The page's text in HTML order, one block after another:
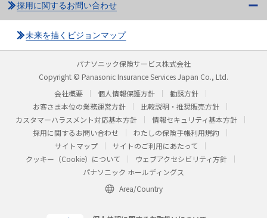
採用に関するお問い合わせ
未来を描くビジョンマップ
パナソニック保険サービス株式会社
Copyright © Panasonic Insurance Services Japan Co., Ltd.
会社概要
個人情報保護方針
勧誘方針
お客さま本位の業務運営方針
比較説明・推奨販売方針
カスタマーハラスメント対応基本方針
情報セキュリティ基本方針
採用に関するお問い合わせ
わたしの保険手帳利用規約
サイトマップ
サイトのご利用にあたって
クッキー（Cookie）について
ウェブアクセシビリティ方針
パナソニック ホールディングス
Area/Country